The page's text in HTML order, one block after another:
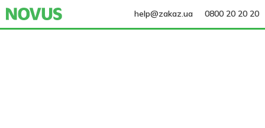
help@zakaz.ua 0800 20 20 20